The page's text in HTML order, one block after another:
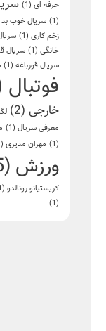
حرفه ای (1)
(1)
سریال خوب
زخم کاری (1)
خانگی (1) سریال
سریال قورباغه (1)
فوتبال
خارجی (2)
معرفی سریال (1)
(1)
مهران مدیری (1)
ورزش (5)
کریستیانو رونالدو (1)
(1)